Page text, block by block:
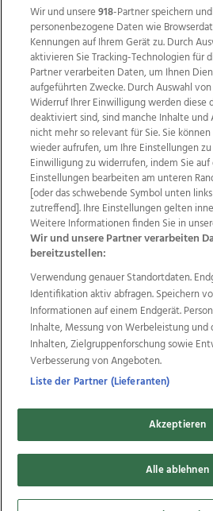
Wir über uns Mediadaten
Datenschutz
Impressum
AGB Website
Ehrenkodex
Weitere Angebote des
TV1 di-mog-i.at OÖNow
Life Radio
OÖNachrichten
OÖN Karriere
OÖN Reise
Regionaljobs
wasistlos.at
Copyrights © 2026 Tips
developed by
Cookie Einstellungen
Wir und unsere918-Partner speichern
personenbezogene Daten wie
Kennungen auf Ihrem Gerät zu. Durch
aktivieren Sie Tracking-Technologien für
Partner verarbeiten Daten, um Ihnen
aufgeführten Zwecke. Durch Auswahl
Widerruf Ihrer Einwilligung werden diese
deaktiviert sind, sind manche Inhalte
nicht mehr so relevant für Sie. Sie
wieder aufrufen, um Ihre Einstellungen
Einwilligung zu widerrufen, indem Sie auf
Einstellungen bearbeiten am unteren
[oder das schwebende Symbol unten
zutreffend]. Ihre Einstellungen gelten
Weitere Informationen finden Sie in
Wir und unsere Partner verarbeiten
bereitzustellen:
Verwendung genauer Standortdaten.
Identifikation aktiv abfragen. Speichern
Informationen auf einem Endgerät.
Inhalte, Messung von Werbeleistung und
Inhalten, Zielgruppenforschung sowie
Verbesserung von Angeboten.
Liste der Partner (Lieferanten)
Akzeptieren
Alle ablehnen